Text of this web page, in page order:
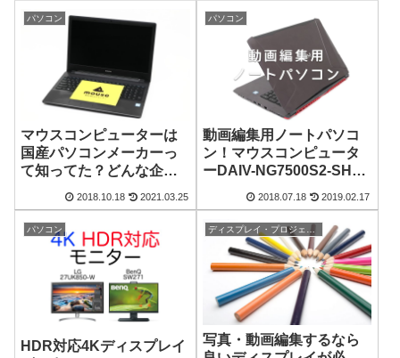
パソコン
マウスコンピューターは
国産パソコンメーカーっ
て知ってた？どんな企業
なのか詳しく解説します
2018.10.18 2021.03.25
パソコン
動画編集用ノートパソコ
ン！マウスコンピュータ
ーDAIV-NG7500S2-SH5
レビュー
2018.07.18 2019.02.17
パソコン
HDR対応4Kディスプレイ
写真・動画編集するなら